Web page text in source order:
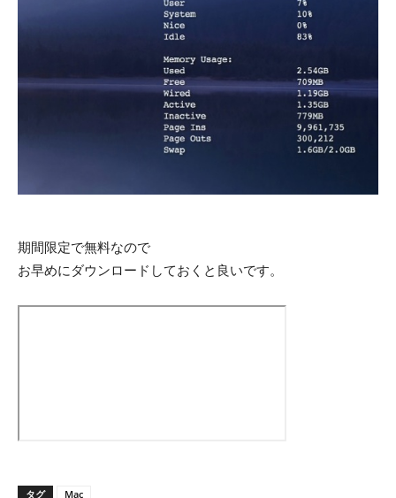
期間限定で無料なので
お早めにダウンロードしておくと良いです。
タグ Mac